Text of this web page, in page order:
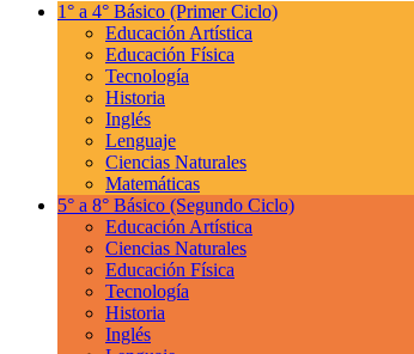
1° a 4° Básico (Primer Ciclo)
Educación Artística
Educación Física
Tecnología
Historia
Inglés
Lenguaje
Ciencias Naturales
Matemáticas
5° a 8° Básico (Segundo Ciclo)
Educación Artística
Ciencias Naturales
Educación Física
Tecnología
Historia
Inglés